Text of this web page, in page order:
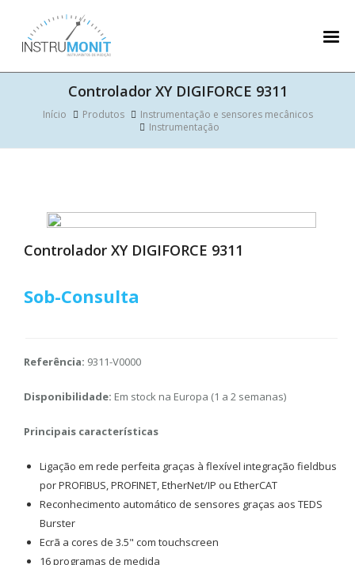
Controlador XY DIGIFORCE 9311
Início Produtos
Instrumentação e sensores mecânicos
Instrumentação
Controlador XY DIGIFORCE 9311
Sob-Consulta
Referência: 9311-V0000
Disponibilidade: Em stock na Europa (1 a 2 semanas)
Principais características
Ligação em rede perfeita graças à flexível integração fieldbus
por PROFIBUS, PROFINET, EtherNet/IP ou EtherCAT
Reconhecimento automático de sensores graças aos TEDS
Burster
Ecrã a cores de 3.5" com touchscreen
16 programas de medida